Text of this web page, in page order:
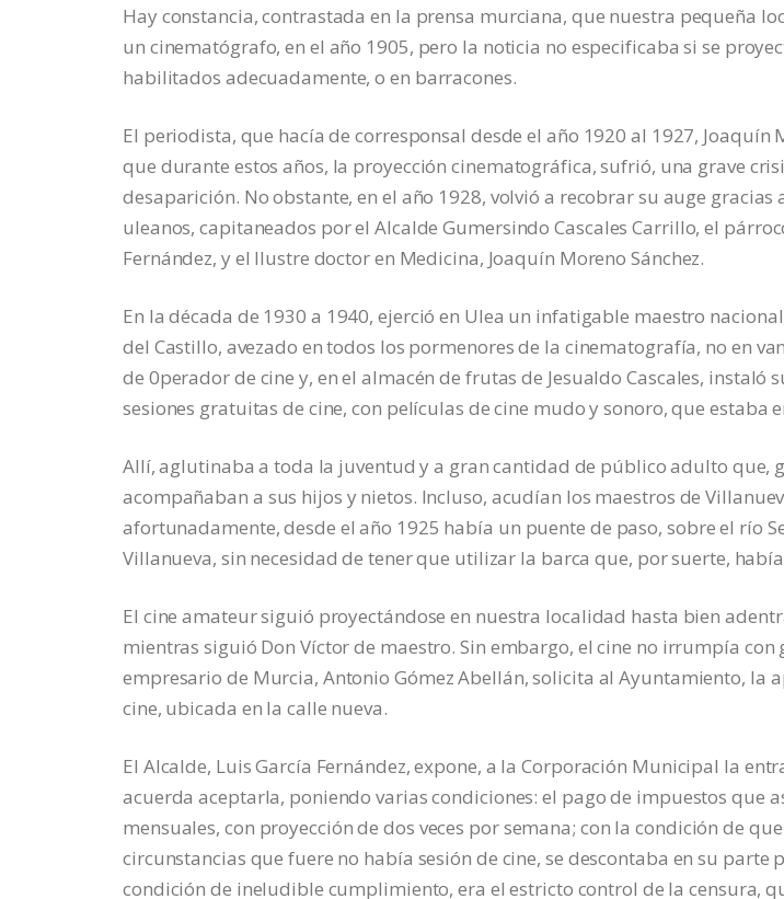
Hay constancia, contrastada en la prensa murciana, que nuestra pequeña
un cinematógrafo, en el año 1905, pero la noticia no especificaba si se
habilitados adecuadamente, o en barracones.
El periodista, que hacía de corresponsal desde el año 1920 al 1927, Joaquín
que durante estos años, la proyección cinematográfica, sufrió, una grave
desaparición. No obstante, en el año 1928, volvió a recobrar su auge
uleanos, capitaneados por el Alcalde Gumersindo Cascales Carrillo, el
Fernández, y el Ilustre doctor en Medicina, Joaquín Moreno Sánchez.
En la década de 1930 a 1940, ejerció en Ulea un infatigable maestro
del Castillo, avezado en todos los pormenores de la cinematografía, no en
de 0perador de cine y, en el almacén de frutas de Jesualdo Cascales, instaló
sesiones gratuitas de cine, con películas de cine mudo y sonoro, que estaba
Allí, aglutinaba a toda la juventud y a gran cantidad de público adulto que,
acompañaban a sus hijos y nietos. Incluso, acudían los maestros de
afortunadamente, desde el año 1925 había un puente de paso, sobre el río
Villanueva, sin necesidad de tener que utilizar la barca que, por suerte,
El cine amateur siguió proyectándose en nuestra localidad hasta bien
mientras siguió Don Víctor de maestro. Sin embargo, el cine no irrumpía con
empresario de Murcia, Antonio Gómez Abellán, solicita al Ayuntamiento, la
cine, ubicada en la calle nueva.
El Alcalde, Luis García Fernández, expone, a la Corporación Municipal la
acuerda aceptarla, poniendo varias condiciones: el pago de impuestos que
mensuales, con proyección de dos veces por semana; con la condición de
circunstancias que fuere no había sesión de cine, se descontaba en su parte
condición de ineludible cumplimiento, era el estricto control de la censura,